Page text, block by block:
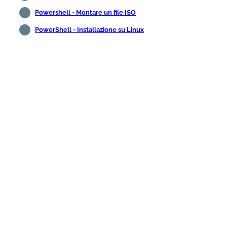
Powershell - Montare un file ISO
PowerShell - Installazione su Linux